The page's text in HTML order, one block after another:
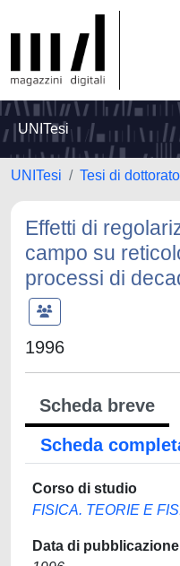
UNITesi
UNITesi Tesi di dottorato
Effetti di
campo su
processi di
1996
Scheda breve
Scheda
Corso di studio
FISICA. TEORIE E
Data di pubblicazione